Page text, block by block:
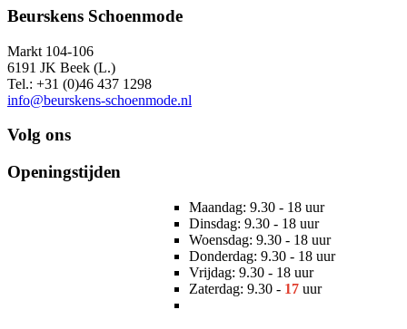
Beurskens Schoenmode
Markt 104-106
6191 JK Beek (L.)
Tel.: +31 (0)46 437 1298
info@beurskens-schoenmode.nl
Volg ons
Openingstijden
Maandag: 9.30 - 18 uur
Dinsdag: 9.30 - 18 uur
Woensdag: 9.30 - 18 uur
Donderdag: 9.30 - 18 uur
Vrijdag: 9.30 - 18 uur
Zaterdag: 9.30 - 17 uur